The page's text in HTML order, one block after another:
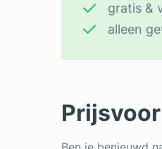
gratis &
alleen